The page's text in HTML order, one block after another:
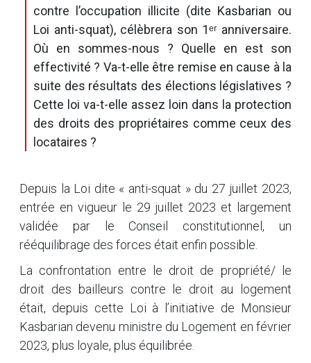
contre l’occupation illicite (dite Kasbarian ou
Loi anti-squat), célèbrera son 1ᵉʳ anniversaire.
Où en sommes-nous ? Quelle en est son
effectivité ? Va-t-elle être remise en cause à la
suite des résultats des élections législatives ?
Cette loi va-t-elle assez loin dans la protection
des droits des propriétaires comme ceux des
locataires ?
Depuis la Loi dite « anti-squat » du 27 juillet 2023,
entrée en vigueur le 29 juillet 2023 et largement
validée par le Conseil constitutionnel, un
rééquilibrage des forces était enfin possible.
La confrontation entre le droit de propriété/ le
droit des bailleurs contre le droit au logement
était, depuis cette Loi à l’initiative de Monsieur
Kasbarian devenu ministre du Logement en février
2023, plus loyale, plus équilibrée.